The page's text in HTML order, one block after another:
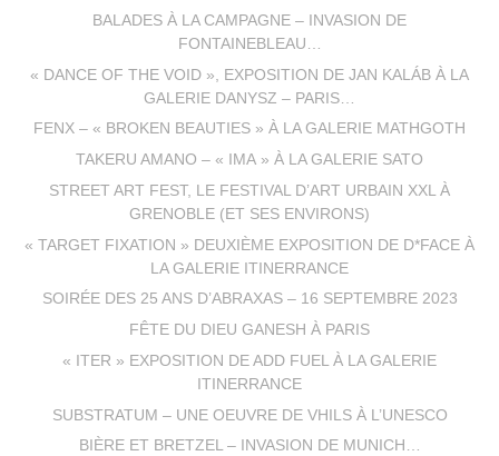
BALADES À LA CAMPAGNE – INVASION DE
FONTAINEBLEAU…
« DANCE OF THE VOID », EXPOSITION DE JAN KALÁB À LA
GALERIE DANYSZ – PARIS…
FENX – « BROKEN BEAUTIES » À LA GALERIE MATHGOTH
TAKERU AMANO – « IMA » À LA GALERIE SATO
STREET ART FEST, LE FESTIVAL D’ART URBAIN XXL À
GRENOBLE (ET SES ENVIRONS)
« TARGET FIXATION » DEUXIÈME EXPOSITION DE D*FACE À
LA GALERIE ITINERRANCE
SOIRÉE DES 25 ANS D’ABRAXAS – 16 SEPTEMBRE 2023
FÊTE DU DIEU GANESH À PARIS
« ITER » EXPOSITION DE ADD FUEL À LA GALERIE
ITINERRANCE
SUBSTRATUM – UNE OEUVRE DE VHILS À L’UNESCO
BIÈRE ET BRETZEL – INVASION DE MUNICH…